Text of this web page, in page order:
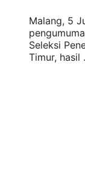
Malang, 5
Seleksi
Timur, hasil